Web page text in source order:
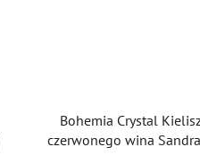
Bohemia Crystal
czerwonego wina